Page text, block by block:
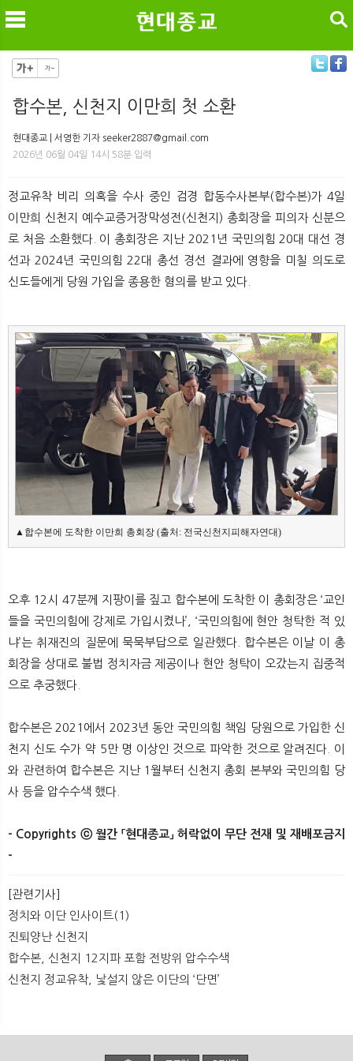
뉴 색
검색
합수본, 신천지 이만희 첫 소환
현대종교 | 서영한 기자 seeker2887@gmail.com
2026년 06월 04일 14시 58분 입력
정교유착 비리 의혹을 수사 중인 검경 합동수사본부(합수본)가 4일
이만희 신천지 예수교증거장막성전(신천지) 총회장을 피의자 신분으
로 처음 소환했다. 이 총회장은 지난 2021년 국민의힘 20대 대선 경
선과 2024년 국민의힘 22대 총선 경선 결과에 영향을 미칠 의도로
신도들에게 당원 가입을 종용한 혐의를 받고 있다.
▲합수본에 도착한 이만희 총회장 (출처: 전국신천지피해자연대)
오후 12시 47분께 지팡이를 짚고 합수본에 도착한 이 총회장은 ‘교인
들을 국민의힘에 강제로 가입시켰나’, ‘국민의힘에 현안 청탁한 적 있
냐’는 취재진의 질문에 묵묵부답으로 일관했다. 합수본은 이날 이 총
회장을 상대로 불법 정치자금 제공이나 현안 청탁이 오갔는지 집중적
으로 추궁했다.
합수본은 2021에서 2023년 동안 국민의힘 책임 당원으로 가입한 신
천지 신도 수가 약 5만 명 이상인 것으로 파악한 것으로 알려진다. 이
와 관련하여 합수본은 지난 1월부터 신천지 총회 본부와 국민의힘 당
사 등을 압수수색 했다. ​
- Copyrights ⓒ 월간 「현대종교」 허락없이 무단 전재 및 재배포금지
-​ ​
[관련기사]
정치와 이단 인사이트(1)
진퇴양난 신천지
합수본, 신천지 12지파 포함 전방위 압수수색
신천지 정교유착, 낯설지 않은 이단의 ‘단면’